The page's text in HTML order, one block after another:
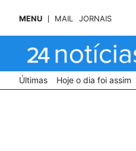
MENU MAIL JORNAIS
Últimas Hoje o dia foi assim